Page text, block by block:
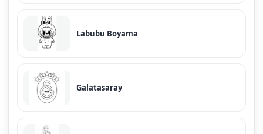
Labubu Boyama
Galatasaray